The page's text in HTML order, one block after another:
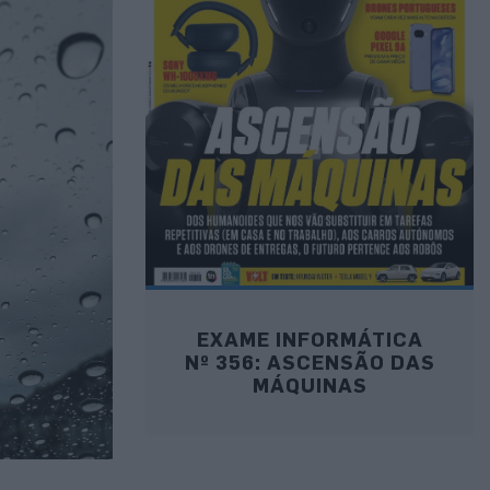
EXAME INFORMÁTICA
Nº 356: ASCENSÃO DAS
MÁQUINAS